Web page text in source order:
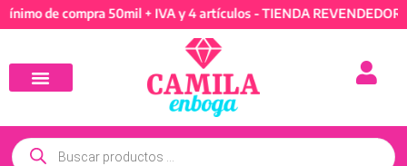
de compra 50mil + IVA y 4 artículos - TIENDA